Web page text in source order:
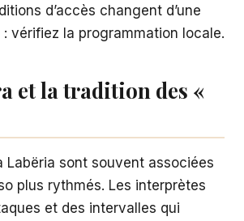
d’accès changent d’une
: vérifiez la programmation locale.
et la tradition des «
Labëria sont souvent associées
plus rythmés. Les interprètes
et des intervalles qui